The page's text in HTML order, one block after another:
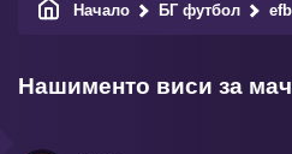
Начало БГ футбол
Нашименто виси за